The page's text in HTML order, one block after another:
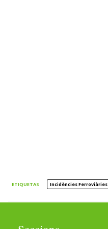
ETIQUETAS Incidències Ferroviàries